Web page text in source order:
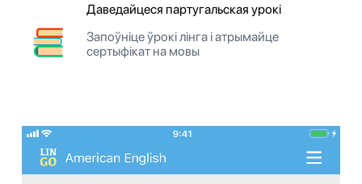
Даведайцеся партугальская урокі
Запоўніце ўрокі лінга і атрымайце
сертыфікат на мовы